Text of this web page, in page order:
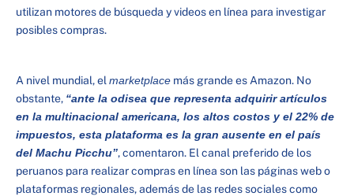
utilizan motores de búsqueda y videos en línea para investigar
posibles compras.
A nivel mundial, el marketplace más grande es Amazon. No
obstante, “ante la odisea que representa adquirir artículos
en la multinacional americana, los altos costos y el 22% de
impuestos, esta plataforma es la gran ausente en el país
del Machu Picchu”, comentaron. El canal preferido de los
peruanos para realizar compras en línea son las páginas web o
plataformas regionales, además de las redes sociales como